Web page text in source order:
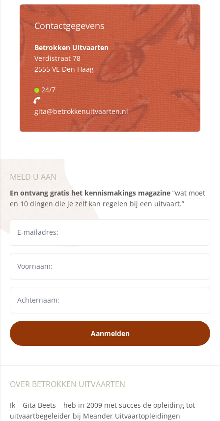
Contactgegevens
Betrokken Uitvaarten
Verdistraat 78
2555 VE Den Haag
24/7
gita@betrokkenuitvaarten.nl
MELD U AAN
En ontvang gratis het kennismakings magazine “wat moet
en 10 dingen die je zelf kan regelen bij een uitvaart.”
Aanmelden
OVER BETROKKEN UITVAARTEN
Ik – Gita Beets – heb in 2009 met succes de opleiding tot
uitvaartbegeleider bij Meander Uitvaartopleidingen